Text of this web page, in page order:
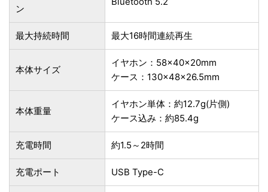
ン
最大持続時間 最大16時間連続再生
本体サイズ
イヤホン：58×40×20mm
ケース：130×48×26.5mm
本体重量
イヤホン単体：約12.7g(片側)
ケース込み：約85.4g
充電時間 約1.5～2時間
充電ポート USB Type-C